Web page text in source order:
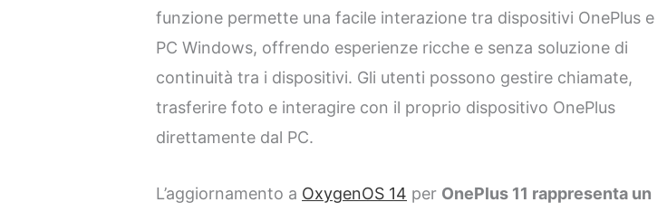
funzione permette una facile interazione tra dispositivi OnePlus e
PC Windows, offrendo esperienze ricche e senza soluzione di
continuità tra i dispositivi. Gli utenti possono gestire chiamate,
trasferire foto e interagire con il proprio dispositivo OnePlus
direttamente dal PC.
L’aggiornamento a OxygenOS 14 per OnePlus 11 rappresenta un